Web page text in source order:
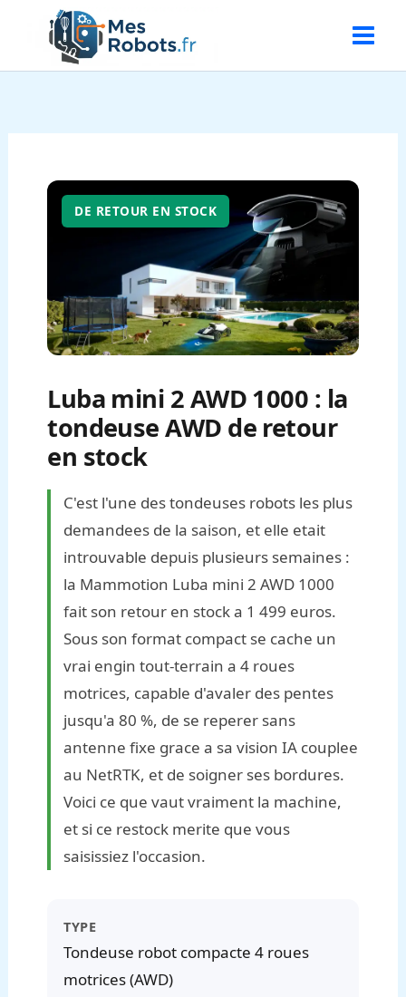
DE RETOUR EN STOCK
Luba mini 2 AWD 1000 : la
tondeuse AWD de retour
en stock
C'est l'une des tondeuses robots les plus
demandees de la saison, et elle etait
introuvable depuis plusieurs semaines :
la Mammotion Luba mini 2 AWD 1000
fait son retour en stock a 1 499 euros.
Sous son format compact se cache un
vrai engin tout-terrain a 4 roues
motrices, capable d'avaler des pentes
jusqu'a 80 %, de se reperer sans
antenne fixe grace a sa vision IA couplee
au NetRTK, et de soigner ses bordures.
Voici ce que vaut vraiment la machine,
et si ce restock merite que vous
saisissiez l'occasion.
TYPE
Tondeuse robot compacte 4 roues
motrices (AWD)